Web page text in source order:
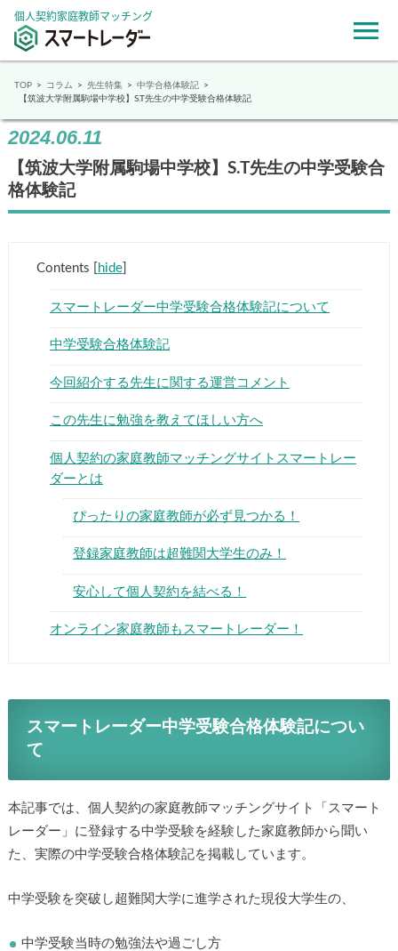
個人契約家庭教師マッチング
▶
TOP コラム 先生特集
中学合格体験記
【筑波大学附属駒場中学校】S.T先生の中学受験合格体験記
2024.06.11
【筑波大学附属駒場中学校】S.T先生の中学受験合
格体験記
Contents hide]
スマートレーダー中学受験合格体験記について
中学受験合格体験記
今回紹介する先生に関する運営コメント
この先生に勉強を教えてほしい方へ
個人契約の家庭教師マッチングサイトスマートレー
ダーとは
ぴったりの家庭教師が必ず見つかる！
登録家庭教師は超難関大学生のみ！
安心して個人契約を結べる！
オンライン家庭教師もスマートレーダー！
スマートレーダー中学受験合格体験記につい
て
本記事では、個人契約の家庭教師マッチングサイト「スマート
レーダー」に登録する中学受験を経験した家庭教師から聞い
た、実際の中学受験合格体験記を掲載しています。
中学受験を突破し超難関大学に進学された現役大学生の、
中学受験当時の勉強法や過ごし方